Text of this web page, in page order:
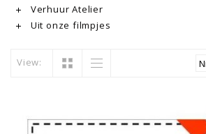
Verhuur Atelier
Uit onze filmpjes
View: